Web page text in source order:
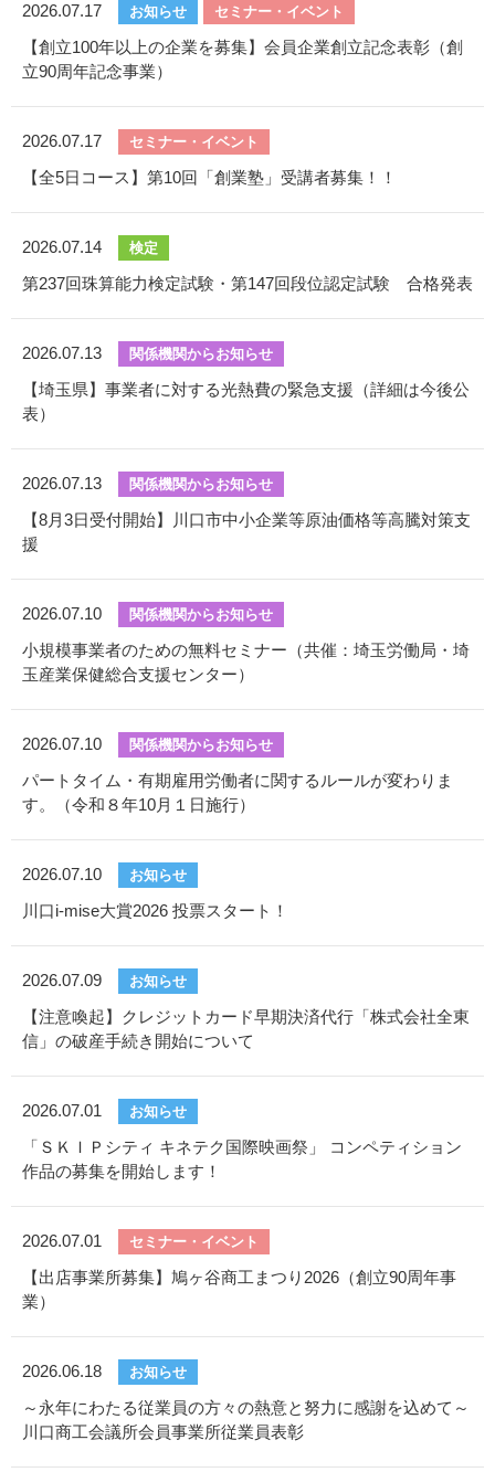
2026.07.17 お知らせ セミナー・イベント
【創立100年以上の企業を募集】会員企業創立記念表彰（創
立90周年記念事業）
2026.07.17 セミナー・イベント
【全5日コース】第10回「創業塾」受講者募集！！
2026.07.14 検定
第237回珠算能力検定試験・第147回段位認定試験 合格発表
2026.07.13 関係機関からお知らせ
【埼玉県】事業者に対する光熱費の緊急支援（詳細は今後公
表）
2026.07.13 関係機関からお知らせ
【8月3日受付開始】川口市中小企業等原油価格等高騰対策支
援
2026.07.10 関係機関からお知らせ
小規模事業者のための無料セミナー（共催：埼玉労働局・埼
玉産業保健総合支援センター）
2026.07.10 関係機関からお知らせ
パートタイム・有期雇用労働者に関するルールが変わりま
す。（令和８年10月１日施行）
2026.07.10 お知らせ
川口i-mise大賞2026 投票スタート！
2026.07.09 お知らせ
【注意喚起】クレジットカード早期決済代行「株式会社全東
信」の破産手続き開始について
2026.07.01 お知らせ
「ＳＫＩＰシティ キネテク国際映画祭」 コンペティション
作品の募集を開始します！
2026.07.01 セミナー・イベント
【出店事業所募集】鳩ヶ谷商工まつり2026（創立90周年事
業）
2026.06.18 お知らせ
～永年にわたる従業員の方々の熱意と努力に感謝を込めて～
川口商工会議所会員事業所従業員表彰